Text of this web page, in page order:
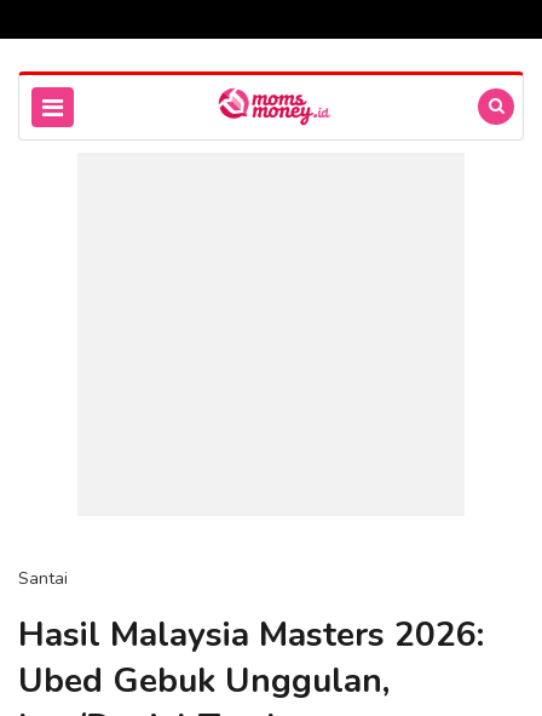
Santai
Hasil Malaysia Masters 2026:
Ubed Gebuk Unggulan,